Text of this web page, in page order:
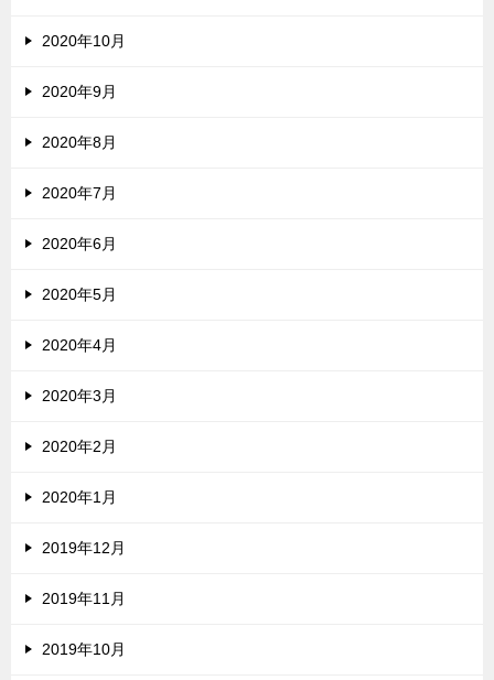
2020年10月
2020年9月
2020年8月
2020年7月
2020年6月
2020年5月
2020年4月
2020年3月
2020年2月
2020年1月
2019年12月
2019年11月
2019年10月